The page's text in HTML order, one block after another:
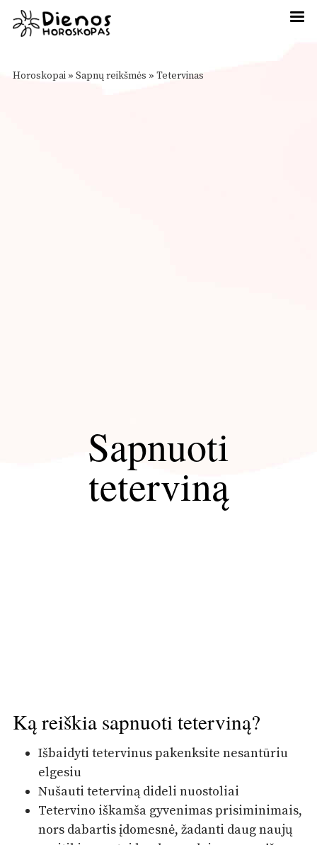
Horoskopai » Sapnų reikšmės » Tetervinas
Sapnuoti
teterviną
Ką reiškia sapnuoti teterviną?
Išbaidyti tetervinus pakenksite nesantūriu
elgesiu
Nušauti teterviną dideli nuostoliai
Tetervino iškamša gyvenimas prisiminimais,
nors dabartis įdomesnė, žadanti daug naujų